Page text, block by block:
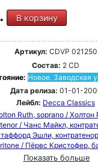
В корзину
Артикул: CDVP 021250
Состав: 2 CD
Новое. Заводская
Дата релиза: 01-01-
Лейбл: Decca Classics
Ruth, soprano / Холтон
/ Чанс Майкл,
Эшли, контратенор
/ Пёрвс Кристофер,
Показать больше